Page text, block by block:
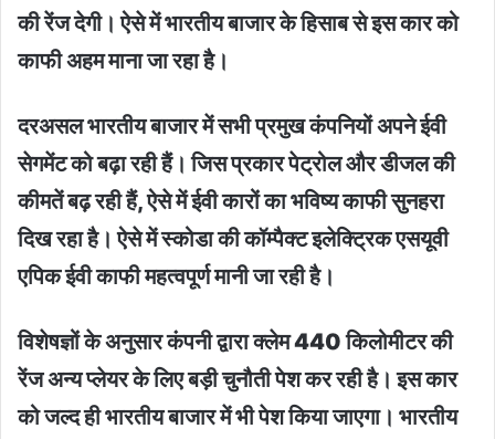
की रेंज देगी। ऐसे में भारतीय बाजार के हिसाब से इस कार को
काफी अहम माना जा रहा है।
दरअसल भारतीय बाजार में सभी प्रमुख कंपनियों अपने ईवी
सेगमेंट को बढ़ा रही हैं। जिस प्रकार पेट्रोल और डीजल की
कीमतें बढ़ रही हैं, ऐसे में ईवी कारों का भविष्य काफी सुनहरा
दिख रहा है। ऐसे में स्कोडा की कॉम्पैक्ट इलेक्ट्रिक एसयूवी
एपिक ईवी काफी महत्वपूर्ण मानी जा रही है।
विशेषज्ञों के अनुसार कंपनी द्वारा क्लेम 440 किलोमीटर की
रेंज अन्य प्लेयर के लिए बड़ी चुनौती पेश कर रही है। इस कार
को जल्द ही भारतीय बाजार में भी पेश किया जाएगा। भारतीय